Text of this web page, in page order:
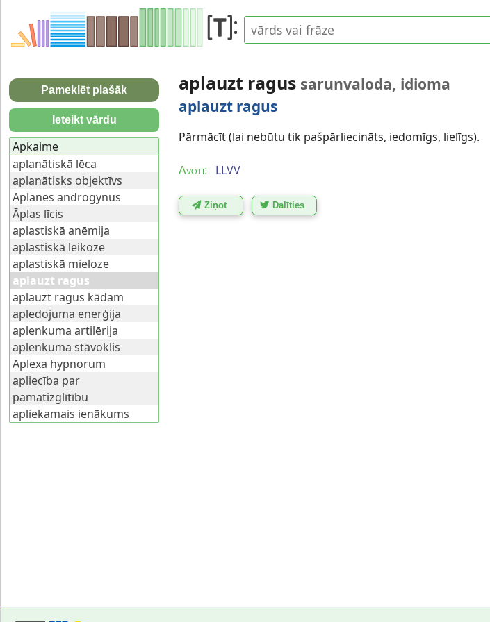
aplauzt ragus sarunvaloda, idioma
aplauzt ragus
Pārmācīt (lai nebūtu tik pašpārliecināts, iedomīgs, lielīgs).
Avoti: LLVV
Ziņot Dalīties
Pameklēt plašāk
Ieteikt vārdu
Apkaime
aplanātiskā lēca
aplanātisks objektīvs
Aplanes androgynus
Āplas līcis
aplastiskā anēmija
aplastiskā leikoze
aplastiskā mieloze
aplauzt ragus
aplauzt ragus kādam
apledojuma enerģija
aplenkuma artilērija
aplenkuma stāvoklis
Aplexa hypnorum
apliecība par
pamatizglītību
apliekamais ienākums